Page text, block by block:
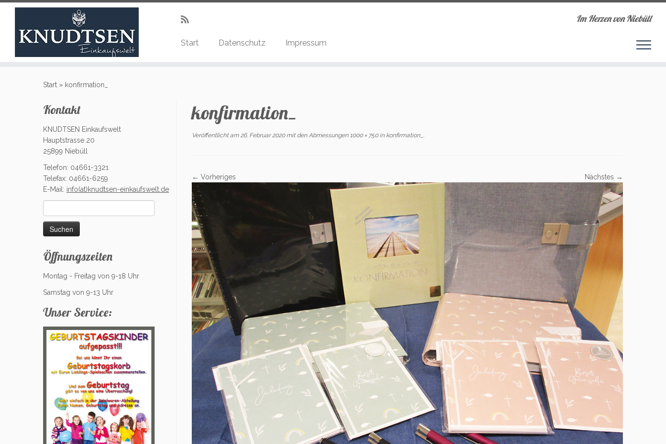
Im Herzen von Niebüll
Start Datenschutz Impressum
Start » konfirmation_
Kontakt
KNUDTSEN Einkaufswelt
Hauptstrasse 20
25899 Niebüll
Telefon: 04661-3321
Telefax: 04661-6259
E-Mail: info(at)knudtsen-einkaufswelt.de
nach:
Öffnungszeiten
Montag - Freitag von 9-18 Uhr
Samstag von 9-13 Uhr
Unser Service:
konfirmation_
Veröffentlicht am 26. Februar 2020mit den Abmessungen1000 × 750inkonfirmation_ .
← Vorheriges Nächstes →